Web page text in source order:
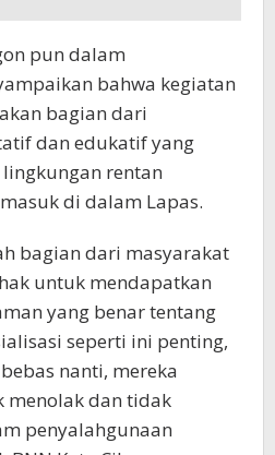
pun dalam
bahwa kegiatan
bagian dari
dan edukatif yang
rentan
di dalam Lapas.
bagian dari masyarakat
untuk mendapatkan
yang benar tentang
seperti ini penting,
nanti, mereka
dan tidak
penyalahgunaan